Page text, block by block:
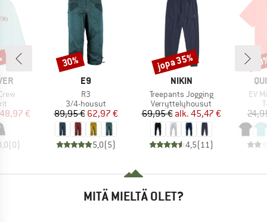
hinta
48,97 €
(0)
MERKKI
E9
Tuote
R3
Tuoteryhmä
3/4-housut
Hinta
89,95 €Alennettu hinta
62,97 €
5,0(5)
Alennus
30%
MERKKI
NIKIN
Tuote
Treepants Jogging
Tuoteryhmä
Verryttelyhousut
Hinta
69,95 € Alennettu hinta
alk. 45,47 €
4,5(11 )
Alennus
jopa 35%
Tuote
EV
MITÄ MIELTÄ OLET?